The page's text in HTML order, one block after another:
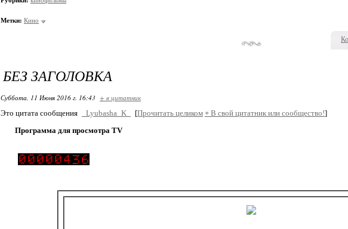
Метки: Кино
БЕЗ ЗАГОЛОВКА
Суббота, 11 Июня 2016 г. 16:43 + в цитатник
Это цитата сообщения
_Lyubasha_K_ [Прочитать целиком + В свой цитатник или сообщество!]
Программа для просмотра TV